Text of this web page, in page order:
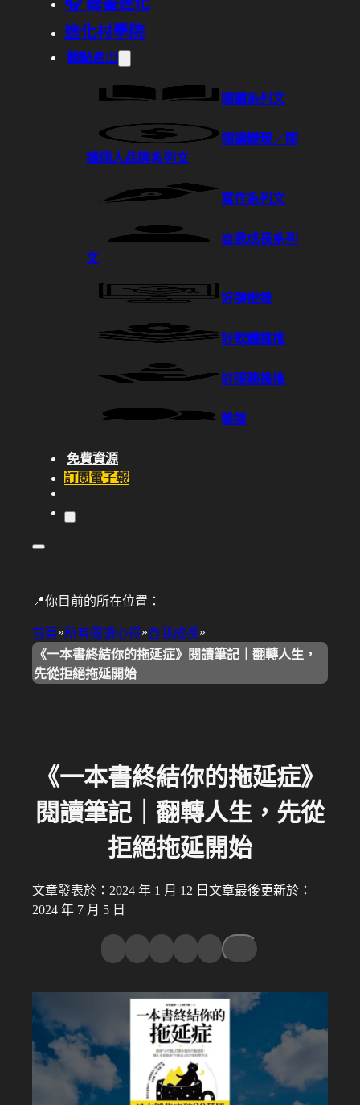
進化村學院
觀點產出
閱讀系列文
閱讀變現／閱
讀個人品牌系列文
寫作系列文
自我成長系列
文
好課推推
好軟體推推
好服務推推
雜談
免費資源
訂閱電子報
📍你目前的所在位置：
首頁»所有閱讀心得»自我成長»
《一本書終結你的拖延症》閱讀筆記｜翻轉人生，
先從拒絕拖延開始
《一本書終結你的拖延症》
閱讀筆記｜翻轉人生，先從
拒絕拖延開始
文章發表於：2024 年 1 月 12 日 文章最後更新於：
2024 年 7 月 5 日